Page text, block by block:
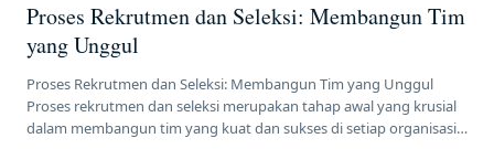
Proses Rekrutmen dan Seleksi: Membangun Tim
yang Unggul
Proses Rekrutmen dan Seleksi: Membangun Tim yang Unggul
Proses rekrutmen dan seleksi merupakan tahap awal yang krusial
dalam membangun tim yang kuat dan sukses di setiap organisasi.